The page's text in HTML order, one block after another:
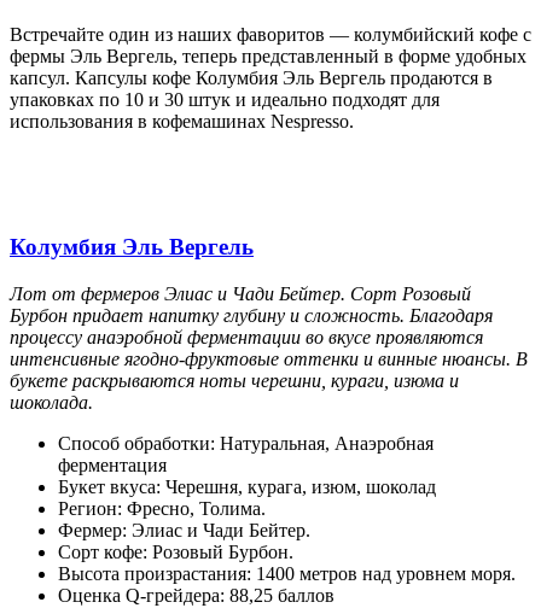
Встречайте один из наших фаворитов — колумбийский кофе с
фермы Эль Вергель, теперь представленный в форме удобных
капсул. Капсулы кофе Колумбия Эль Вергель продаются в
упаковках по 10 и 30 штук и идеально подходят для
использования в кофемашинах Nespresso.
Колумбия Эль Вергель
Лот от фермеров Элиас и Чади Бейтер. Сорт Розовый
Бурбон придает напитку глубину и сложность. Благодаря
процессу анаэробной ферментации во вкусе проявляются
интенсивные ягодно-фруктовые оттенки и винные нюансы. В
букете раскрываются ноты черешни, кураги, изюма и
шоколада.
Способ обработки: Натуральная, Анаэробная
ферментация
Букет вкуса: Черешня, курага, изюм, шоколад
Регион: Фресно, Толима.
Фермер: Элиас и Чади Бейтер.
Сорт кофе: Розовый Бурбон.
Высота произрастания: 1400 метров над уровнем моря.
Оценка Q-грейдера: 88,25 баллов